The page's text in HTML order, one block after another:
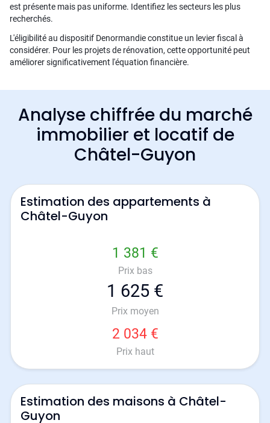
est présente mais pas uniforme. Identifiez les secteurs les plus
recherchés.
L'éligibilité au dispositif Denormandie constitue un levier fiscal à
considérer. Pour les projets de rénovation, cette opportunité peut
améliorer significativement l'équation financière.
Analyse chiffrée du marché
immobilier et locatif de
Châtel-Guyon
Estimation des appartements à
Châtel-Guyon
1 381 €
Prix bas
1 625 €
Prix moyen
2 034 €
Prix haut
Estimation des maisons à Châtel-
Guyon